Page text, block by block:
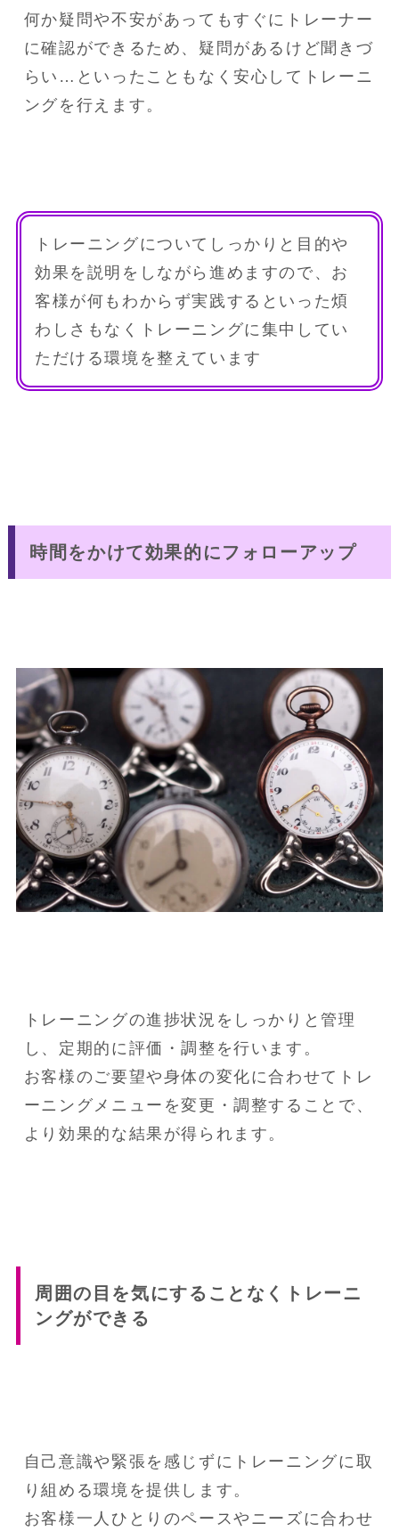
何か疑問や不安があってもすぐにトレーナー
に確認ができるため、疑問があるけど聞きづ
らい…といったこともなく安心してトレーニ
ングを行えます。
トレーニングについてしっかりと目的や
効果を説明をしながら進めますので、お
客様が何もわからず実践するといった煩
わしさもなくトレーニングに集中してい
ただける環境を整えています
時間をかけて効果的にフォローアップ
トレーニングの進捗状況をしっかりと管理
し、定期的に評価・調整を行います。
お客様のご要望や身体の変化に合わせてトレ
ーニングメニューを変更・調整することで、
より効果的な結果が得られます。
周囲の目を気にすることなくトレーニ
ングができる
自己意識や緊張を感じずにトレーニングに取
り組める環境を提供します。
お客様一人ひとりのペースやニーズに合わせ